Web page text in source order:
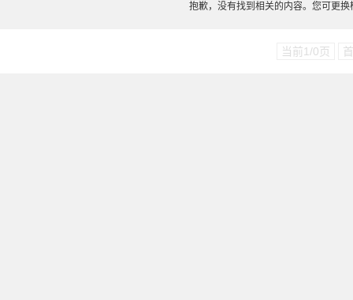
抱歉，没有找到相关的内容。您可更
当前1/0页